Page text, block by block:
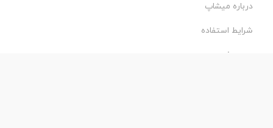
درباره میشاپ
شرایط استفاده
حریم خصوصی